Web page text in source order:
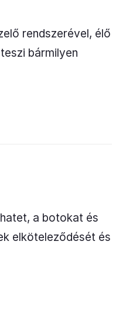
rendszerével, élő
bármilyen
a botokat és
elköteleződését és